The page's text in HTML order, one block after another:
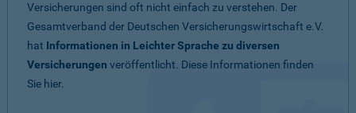
Versicherungen sind oft nicht einfach zu verstehen. Der
Gesamtverband der Deutschen Versicherungswirtschaft e.V.
hat Informationen in Leichter Sprache zu diversen
Versicherungen veröffentlicht. Diese Informationen finden
Sie hier.